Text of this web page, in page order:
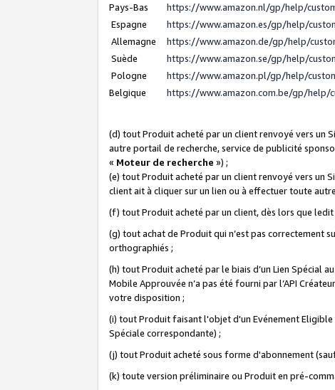
Pays-Bas
https://www.amazon.nl/gp/help/
Espagne
https://www.amazon.es/gp/help/
Allemagne
https://www.amazon.de/gp/help/
Suède
https://www.amazon.se/gp/help/
Pologne
https://www.amazon.pl/gp/help/
Belgique
https://www.amazon.com.be/gp/help/
(d) tout Produit acheté par un client renvoyé vers un
autre portail de recherche, service de publicité
« Moteur de recherche ») ;
(e) tout Produit acheté par un client renvoyé vers un
client ait à cliquer sur un lien ou à effectuer toute
(f) tout Produit acheté par un client, dès lors que
(g) tout achat de Produit qui n’est pas correctement
orthographiés ;
(h) tout Produit acheté par le biais d’un Lien Spécial
Mobile Approuvée n’a pas été fourni par l’API
votre disposition ;
(i) tout Produit faisant l'objet d'un Evénement Eligible
Spéciale correspondante) ;
(j) tout Produit acheté sous forme d'abonnement
(k) toute version préliminaire ou Produit en pré-